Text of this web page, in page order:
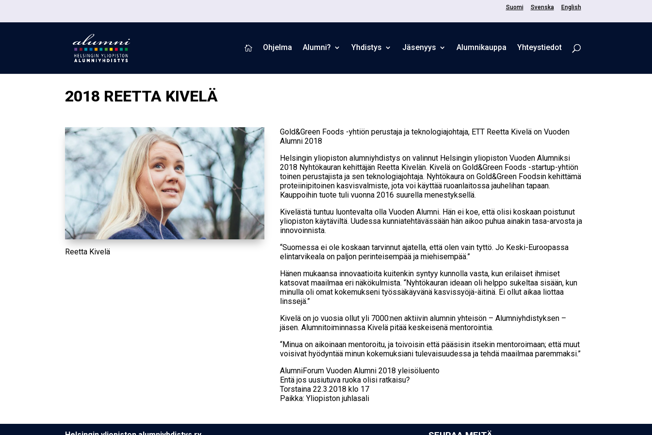
Suomi Svenska English
 Ohjelma Alumni? Yhdistys Jäsenyys Alum­ni­kaup­pa Yhteystiedot
2018 REETTA KIVELÄ
Reetta Kivelä
Gold&Green Foods -yhtiön perustaja ja teknologiajohtaja, ETT Reetta Kivelä on Vuoden
Alumni 2018
Helsingin yliopiston alumniyhdistys on valinnut Helsingin yliopiston Vuoden Alumniksi
2018 Nyhtökauran kehittäjän Reetta Kivelän. Kivelä on Gold&Green Foods -startup-yhtiön
toinen perustajista ja sen teknologiajohtaja. Nyhtökaura on Gold&Green Foodsin kehittämä
proteiinipitoinen kasvisvalmiste, jota voi käyttää ruoanlaitossa jauhelihan tapaan.
Kauppoihin tuote tuli vuonna 2016 suurella menestyksellä.
Kivelästä tuntuu luontevalta olla Vuoden Alumni. Hän ei koe, että olisi koskaan poistunut
yliopiston käytäviltä. Uudessa kunniatehtävässään hän aikoo puhua ainakin tasa-arvosta ja
innovoinnista.
“Suomessa ei ole koskaan tarvinnut ajatella, että olen vain tyttö. Jo Keski-Euroopassa
elintarvikeala on paljon perinteisempää ja miehisempää.”
Hänen mukaansa innovaatioita kuitenkin syntyy kunnolla vasta, kun erilaiset ihmiset
katsovat maailmaa eri näkökulmista. “Nyhtökauran ideaan oli helppo sukeltaa sisään, kun
minulla oli omat kokemukseni työssäkäyvänä kasvissyöjä-äitinä. Ei ollut aikaa liottaa
linssejä.”
Kivelä on jo vuosia ollut yli 7000:nen aktiivin alumnin yhteisön – Alumniyhdistyksen –
jäsen. Alumnitoiminnassa Kivelä pitää keskeisenä mentorointia.
“Minua on aikoinaan mentoroitu, ja toivoisin että pääsisin itsekin mentoroimaan; että muut
voisivat hyödyntää minun kokemuksiani tulevaisuudessa ja tehdä maailmaa paremmaksi.”
AlumniForum Vuoden Alumni 2018 yleisöluento
Entä jos uusiu­tu­va ruo­ka oli­si rat­kai­su?
Torstaina 22.3.2018 klo 17
Paikka: Yliopiston juhlasali